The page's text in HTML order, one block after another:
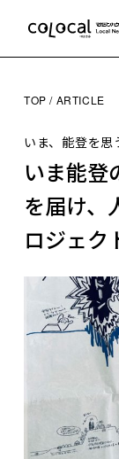
TOP ARTICLE
いま、能登を思
いま能登
を届け、
ロジェク